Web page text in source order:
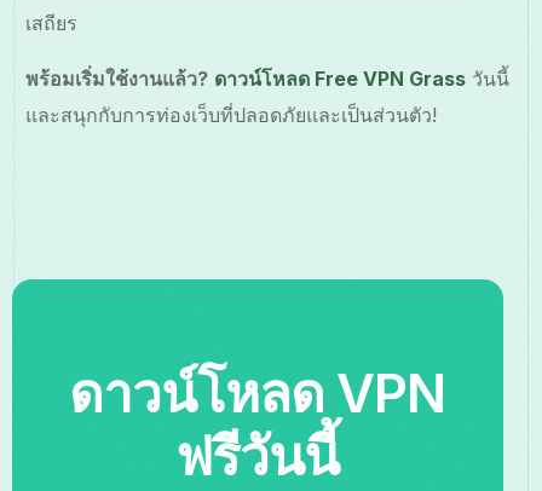
เสถียร
พร้อมเริ่มใช้งานแล้ว? ดาวน์โหลด Free VPN Grass วันนี้
และสนุกกับการท่องเว็บที่ปลอดภัยและเป็นส่วนตัว!
ดาวน์โหลด VPN
ฟรีวันนี้